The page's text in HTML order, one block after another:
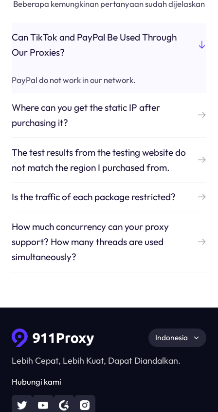
Beberapa kemungkinan pertanyaan sudah dijelaskan
Can TikTok and PayPal Be Used Through
Our Proxies?
PayPal do not work in our network.
Where can you get the static IP after
purchasing it?
The test results from the testing website do
not match the region I purchased from.
Is the traffic of each package restricted?
How much concurrency can your proxy
support? How many threads are used
simultaneously?
Lebih Cepat, Lebih Kuat, Dapat Diandalkan.
Hubungi kami
Indonesia